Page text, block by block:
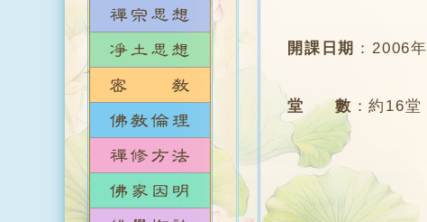
開課日期 ：2006年
堂 數 ：約16堂